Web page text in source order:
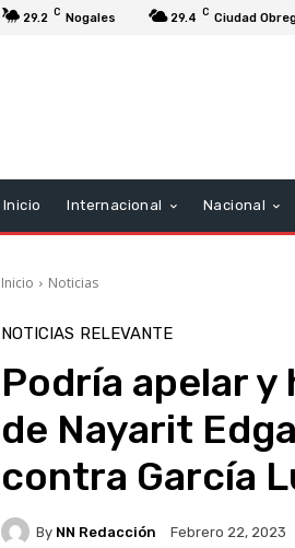
29.2 C Nogales 29.4 C Ciudad
Inicio Internacional Nacional
Inicio Noticias
NOTICIAS RELEVANTE
Podría apelar
de Nayarit
contra García
By NN Redacción Febrero 22, 2023